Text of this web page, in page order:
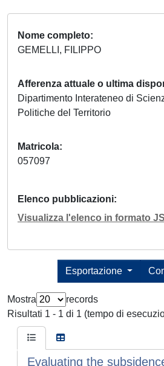
Nome completo
GEMELLI, FILIPPO
Afferenza attuale o ultima
Dipartimento Interateneo di
Politiche del Territorio
Matricola
057097
Elenco pubblicazioni
Visualizza l'elenco in formato
Esportazione
Mostra
records
Risultati 1 - 1 di 1 (tempo di
Evaluating the